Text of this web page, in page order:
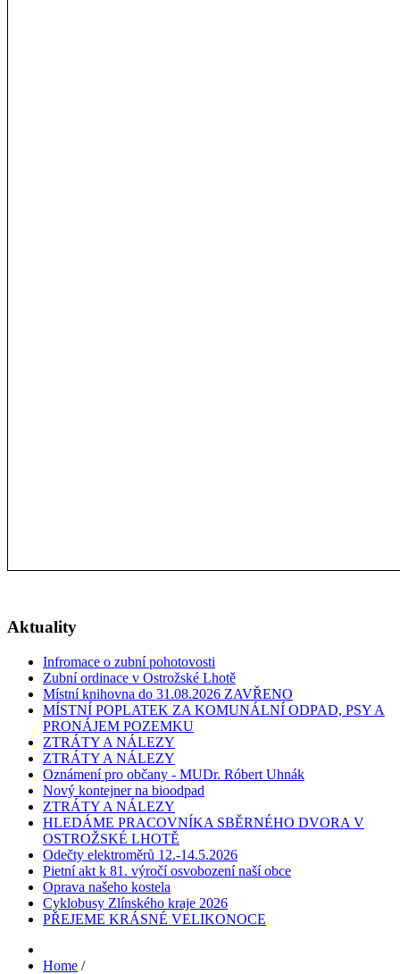
Aktuality
Infromace o zubní pohotovosti
Zubní ordinace v Ostrožské Lhotě
Místní knihovna do 31.08.2026 ZAVŘENO
MÍSTNÍ POPLATEK ZA KOMUNÁLNÍ ODPAD, PSY A
PRONÁJEM POZEMKU
ZTRÁTY A NÁLEZY
ZTRÁTY A NÁLEZY
Oznámení pro občany - MUDr. Róbert Uhnák
Nový kontejner na bioodpad
ZTRÁTY A NÁLEZY
HLEDÁME PRACOVNÍKA SBĚRNÉHO DVORA V
OSTROŽSKÉ LHOTĚ
Odečty elektroměrů 12.-14.5.2026
Pietní akt k 81. výročí osvobození naší obce
Oprava našeho kostela
Cyklobusy Zlínského kraje 2026
PŘEJEME KRÁSNÉ VELIKONOCE
Home /